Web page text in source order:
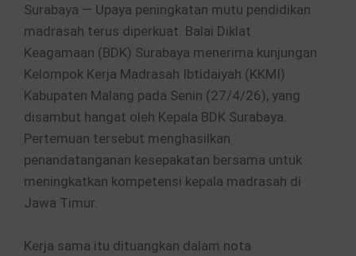
Surabaya — Upaya peningkatan mutu pendidikan
madrasah terus diperkuat. Balai Diklat
Keagamaan (BDK) Surabaya menerima kunjungan
Kelompok Kerja Madrasah Ibtidaiyah (KKMI)
Kabupaten Malang pada Senin (27/4/26), yang
disambut hangat oleh Kepala BDK Surabaya.
Pertemuan tersebut menghasilkan
penandatanganan kesepakatan bersama untuk
meningkatkan kompetensi kepala madrasah di
Jawa Timur.
Kerja sama itu dituangkan dalam nota